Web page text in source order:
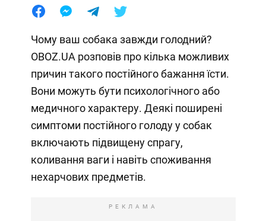
Чому ваш собака завжди голодний?
OBOZ.UA розповів про кілька можливих
причин такого постійного бажання їсти.
Вони можуть бути психологічного або
медичного характеру. Деякі поширені
симптоми постійного голоду у собак
включають підвищену спрагу,
коливання ваги і навіть споживання
нехарчових предметів.
РЕКЛАМА